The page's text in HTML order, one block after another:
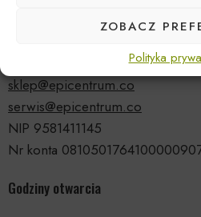
ZOBACZ
Polityka
ul. Druskiennicka 20a
sklep@epicentrum.co
serwis@epicentrum.co
NIP 9581411145
Nr konta
Godziny otwarcia